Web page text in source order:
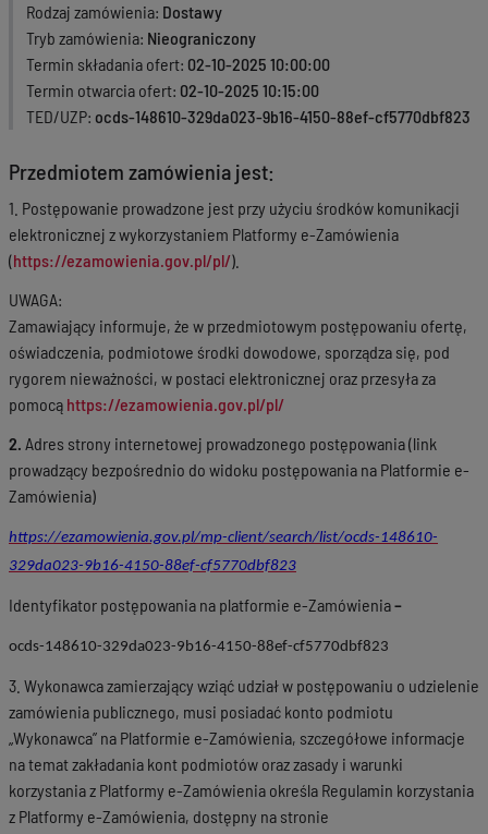
Rodzaj zamówienia Dostawy
Tryb zamówienia Nieograniczony
Termin składania ofert 02-10-2025 10:00:00
Termin otwarcia ofert 02-10-2025 10:15:00
TED/UZP ocds-148610-329da023-9b16-4150-88ef-cf5770dbf823
Przedmiotem zamówienia jest:
1. Postępowanie prowadzone jest przy użyciu środków komunikacji
elektronicznej z wykorzystaniem Platformy e-Zamówienia
(https://ezamowienia.gov.pl/pl/).
UWAGA:
Zamawiający informuje, że w przedmiotowym postępowaniu ofertę,
oświadczenia, podmiotowe środki dowodowe, sporządza się, pod
rygorem nieważności, w postaci elektronicznej oraz przesyła za
pomocą https://ezamowienia.gov.pl/pl/
2. Adres strony internetowej prowadzonego postępowania (link
prowadzący bezpośrednio do widoku postępowania na Platformie e-
Zamówienia)
https://ezamowienia.gov.pl/mp-client/search/list/ocds-148610-
329da023-9b16-4150-88ef-cf5770dbf823
Identyfikator postępowania na platformie e-Zamówienia–
ocds-148610-329da023-9b16-4150-88ef-cf5770dbf823
3. Wykonawca zamierzający wziąć udział w postępowaniu o udzielenie
zamówienia publicznego, musi posiadać konto podmiotu
„Wykonawca” na Platformie e-Zamówienia, szczegółowe informacje
na temat zakładania kont podmiotów oraz zasady i warunki
korzystania z Platformy e-Zamówienia określa Regulamin korzystania
z Platformy e-Zamówienia, dostępny na stronie